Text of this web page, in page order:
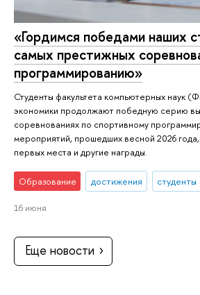
«Гордимся победами наших
самых престижных
программированию»
Студенты факультета компьютерных наук
экономики продолжают победную серию
соревнованиях по спортивному
мероприятий, прошедших весной 2026
первых места и другие награды.
Образование достижения студенты
16 июня
Еще новости